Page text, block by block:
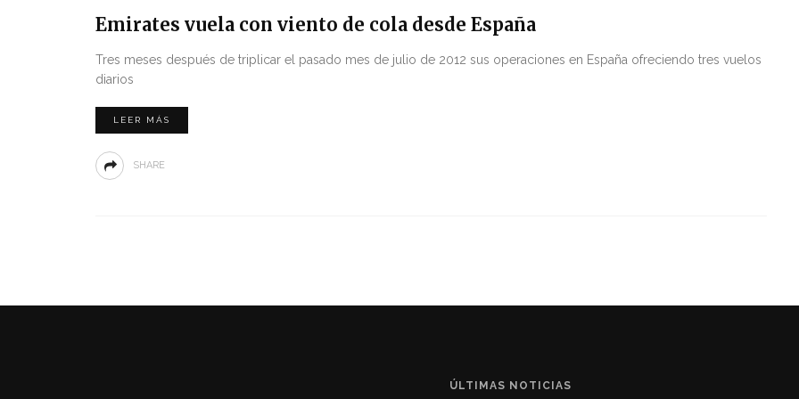
Emirates vuela con viento de cola desde España
Tres meses después de triplicar el pasado mes de julio de 2012 sus operaciones en España ofreciendo tres vuelos
diarios
LEER MÁS
SHARE
ÚLTIMAS NOTICIAS